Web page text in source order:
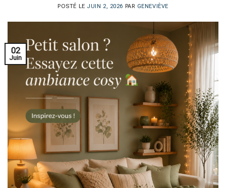
POSTÉ LE JUIN 2, 2026 PAR GENEVIÈVE
02
Juin